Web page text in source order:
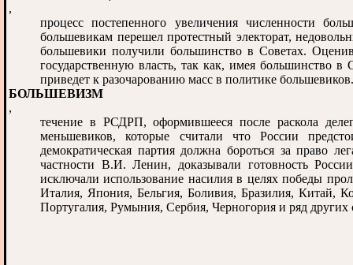
,
процесс постепенного увеличения численности
большевикам перешел протестный электорат,
большевики получили большинство в Советах.
государственную власть, так как, имея большинство
приведет к разочарованию масс в политике большевиков.
БОЛЬШЕВИЗМ
,
течение в РСДРП, оформившееся после раскола
меньшевиков, которые считали что России
демократическая партия должна бороться за право
частности В.И. Ленин, доказывали готовность
исключали использование насилия в целях победы
Италия, Япония, Бельгия, Боливия, Бразилия, Китай,
Португалия, Румыния, Сербия, Черногория и ряд других